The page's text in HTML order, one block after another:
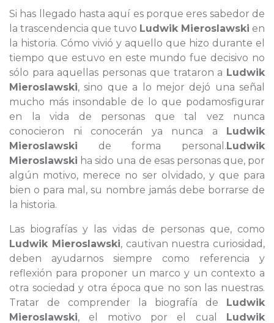
Si has llegado hasta aquí es porque eres sabedor de
la trascendencia que tuvo Ludwik Mieroslawski en
la historia. Cómo vivió y aquello que hizo durante el
tiempo que estuvo en este mundo fue decisivo no
sólo para aquellas personas que trataron a Ludwik
Mieroslawski, sino que a lo mejor dejó una señal
mucho más insondable de lo que podamosfigurar
en la vida de personas que tal vez nunca
conocieron ni conocerán ya nunca a Ludwik
Mieroslawski de forma personal.Ludwik
Mieroslawski ha sido una de esas personas que, por
algún motivo, merece no ser olvidado, y que para
bien o para mal, su nombre jamás debe borrarse de
la historia.
Las biografías y las vidas de personas que, como
Ludwik Mieroslawski, cautivan nuestra curiosidad,
deben ayudarnos siempre como referencia y
reflexión para proponer un marco y un contexto a
otra sociedad y otra época que no son las nuestras.
Tratar de comprender la biografía de Ludwik
Mieroslawski, el motivo por el cual Ludwik